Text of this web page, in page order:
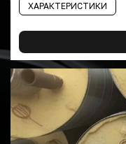
ХАРАКТЕРИСТИКИ